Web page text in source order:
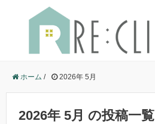
ホーム / 2026年 5月
2026年 5月 の投稿一覧